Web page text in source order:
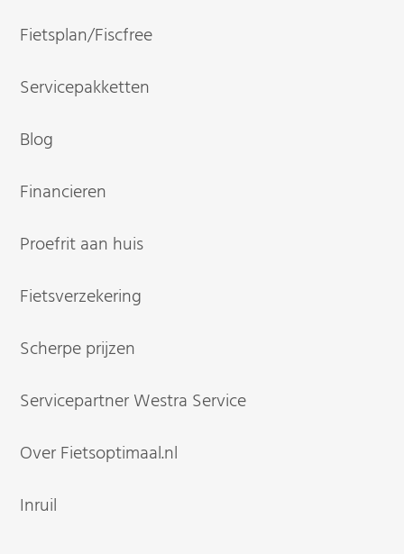
Fietsplan/Fiscfree
Servicepakketten
Blog
Financieren
Proefrit aan huis
Fietsverzekering
Scherpe prijzen
Servicepartner Westra Service
Over Fietsoptimaal.nl
Inruil